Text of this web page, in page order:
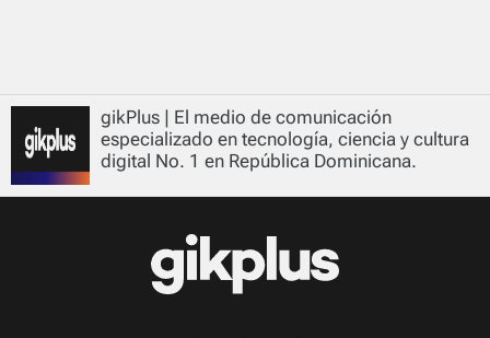
gikPlus | El medio de comunicación
especializado en tecnología, ciencia y cultura
digital No. 1 en República Dominicana.